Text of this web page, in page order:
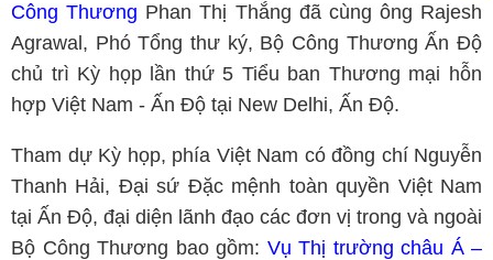
Công Thương Phan Thị Thắng đã cùng ông Rajesh
Agrawal, Phó Tổng thư ký, Bộ Công Thương Ấn Độ
chủ trì Kỳ họp lần thứ 5 Tiểu ban Thương mại hỗn
hợp Việt Nam - Ấn Độ tại New Delhi, Ấn Độ.
Tham dự Kỳ họp, phía Việt Nam có đồng chí Nguyễn
Thanh Hải, Đại sứ Đặc mệnh toàn quyền Việt Nam
tại Ấn Độ, đại diện lãnh đạo các đơn vị trong và ngoài
Bộ Công Thương bao gồm: Vụ Thị trường châu Á –